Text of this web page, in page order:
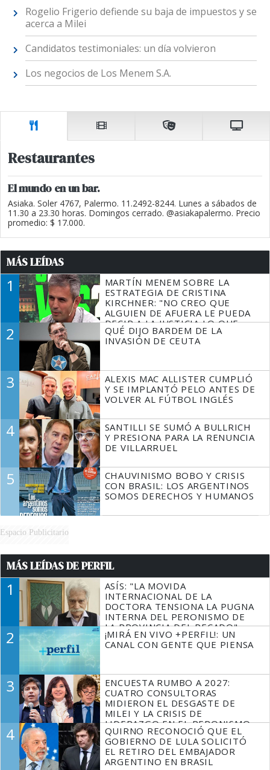
Rogelio Frigerio defiende su baja de impuestos y se
acerca a Milei
Candidatos testimoniales: un día volvieron
Los negocios de Los Menem S.A.
Restaurantes
El mundo en un bar.
Asiaka. Soler 4767, Palermo. 11.2492-8244. Lunes a sábados de
11.30 a 23.30 horas. Domingos cerrado. @asiakapalermo. Precio
promedio: $ 17.000.
MÁS LEÍDAS
1
MARTÍN MENEM SOBRE LA
ESTRATEGIA DE CRISTINA
KIRCHNER: "NO CREO QUE
ALGUIEN DE AFUERA LE PUEDA
DECIR A LA JUSTICIA LO QUE
TIENE QUE HACER"
2
QUÉ DIJO BARDEM DE LA
INVASIÓN DE CEUTA
3
ALEXIS MAC ALLISTER CUMPLIÓ
Y SE IMPLANTÓ PELO ANTES DE
VOLVER AL FÚTBOL INGLÉS
4
SANTILLI SE SUMÓ A BULLRICH
Y PRESIONA PARA LA RENUNCIA
DE VILLARRUEL
5
CHAUVINISMO BOBO Y CRISIS
CON BRASIL: LOS ARGENTINOS
SOMOS DERECHOS Y HUMANOS
Espacio Publicitario
MÁS LEÍDAS DE PERFIL
1
ASÍS: "LA MOVIDA
INTERNACIONAL DE LA
DOCTORA TENSIONA LA PUGNA
INTERNA DEL PERONISMO DE
LA PROVINCIA DEL PECADO"
2
¡MIRÁ EN VIVO +PERFIL!: UN
CANAL CON GENTE QUE PIENSA
3
ENCUESTA RUMBO A 2027:
CUATRO CONSULTORAS
MIDIERON EL DESGASTE DE
MILEI Y LA CRISIS DE
LIDERAZGO EN EL PERONISMO
4
QUIRNO RECONOCIÓ QUE EL
GOBIERNO DE LULA SOLICITÓ
EL RETIRO DEL EMBAJADOR
ARGENTINO EN BRASIL